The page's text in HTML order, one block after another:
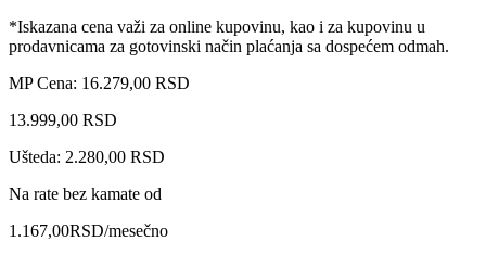
*Iskazana cena važi za online kupovinu, kao i za kupovinu u
prodavnicama za gotovinski način plaćanja sa dospećem odmah.
MP Cena: 16.279,00 RSD
13.999,00 RSD
Ušteda: 2.280,00 RSD
Na rate bez kamate od
1.167,00RSD/mesečno